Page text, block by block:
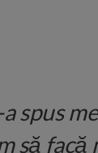
spus
să facă